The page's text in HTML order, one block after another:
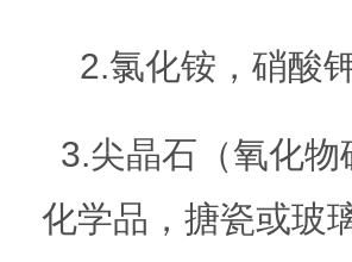
2.氯化铵，硝酸
3.尖晶石（氧化
化学品，搪瓷或玻